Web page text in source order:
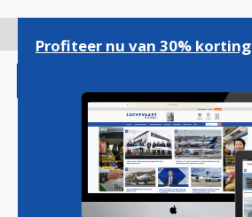
gaan
Magazine Podcasts
Profiteer nu van 30% korting